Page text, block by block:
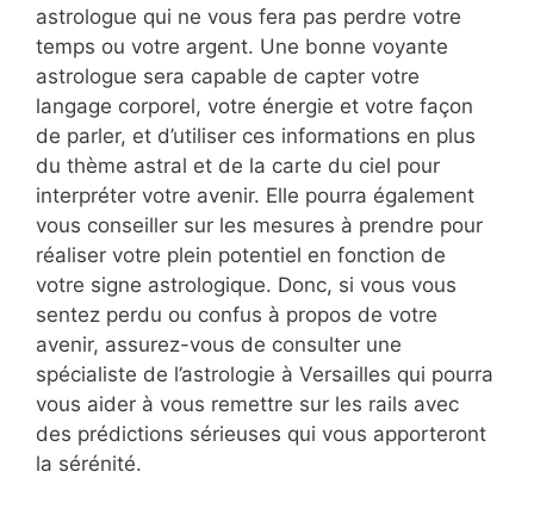
astrologue qui ne vous fera pas perdre votre
temps ou votre argent. Une bonne voyante
astrologue sera capable de capter votre
langage corporel, votre énergie et votre façon
de parler, et d’utiliser ces informations en plus
du thème astral et de la carte du ciel pour
interpréter votre avenir. Elle pourra également
vous conseiller sur les mesures à prendre pour
réaliser votre plein potentiel en fonction de
votre signe astrologique. Donc, si vous vous
sentez perdu ou confus à propos de votre
avenir, assurez-vous de consulter une
spécialiste de l’astrologie à Versailles qui pourra
vous aider à vous remettre sur les rails avec
des prédictions sérieuses qui vous apporteront
la sérénité.